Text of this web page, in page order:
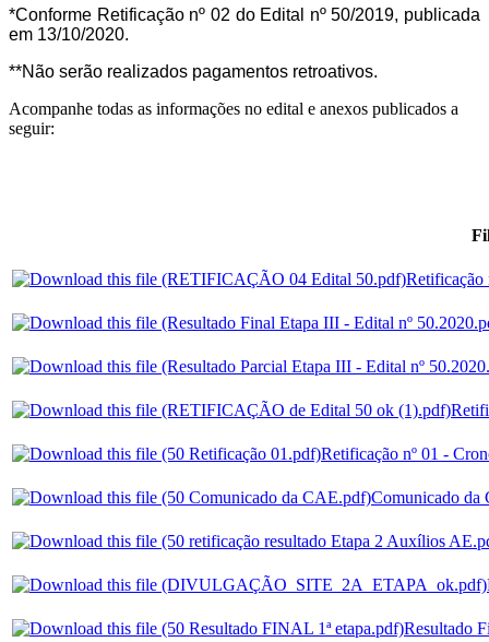
*Conforme Retificação nº 02 do Edital nº 50/2019, publicada
em 13/10/2020.
**Não serão realizados pagamentos retroativos.
Acompanhe todas as informações no edital e anexos publicados a
seguir:
Retificação
Retificação nº 01 -
Comunicado da
Resultado